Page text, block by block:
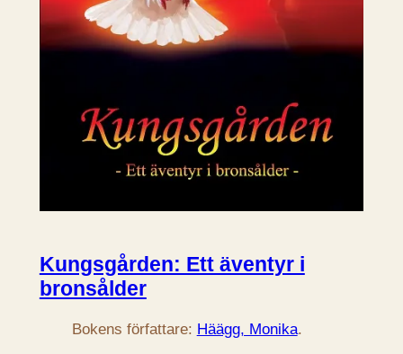
Kungsgården: Ett äventyr i
bronsålder
Bokens författare: Häägg, Monika.